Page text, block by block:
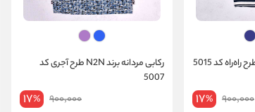
900,000
17%
رکابی مردانه برند N2N طرح آجری کد
5007
900,000
17%